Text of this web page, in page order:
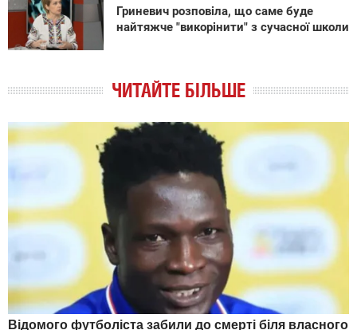
Гриневич розповіла, що саме буде
найтяжче "викорінити" з сучасної школи
ЧИТАЙТЕ БІЛЬШЕ